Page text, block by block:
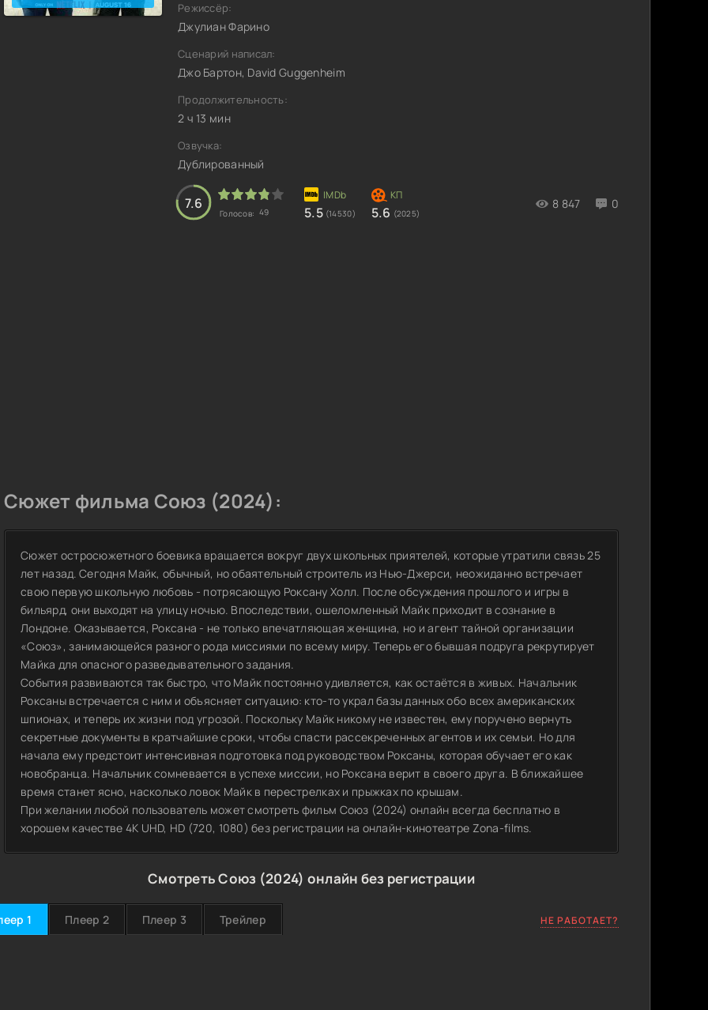
Режиссёр:
Джулиан Фарино
Сценарий написал:
Джо Бартон, David Guggenheim
Продолжительность:
2 ч 13 мин
Озвучка:
Дублированный
7.6
Голосов: 49 5.5 (14530) 5.6 (2025)
8 847 0
Сюжет фильма Союз (2024):
Сюжет остросюжетного боевика вращается вокруг двух школьных приятелей, которые утратили связь 25
лет назад. Сегодня Майк, обычный, но обаятельный строитель из Нью-Джерси, неожиданно встречает
свою первую школьную любовь - потрясающую Роксану Холл. После обсуждения прошлого и игры в
бильярд, они выходят на улицу ночью. Впоследствии, ошеломленный Майк приходит в сознание в
Лондоне. Оказывается, Роксана - не только впечатляющая женщина, но и агент тайной организации
«Союз», занимающейся разного рода миссиями по всему миру. Теперь его бывшая подруга рекрутирует
Майка для опасного разведывательного задания.
События развиваются так быстро, что Майк постоянно удивляется, как остаётся в живых. Начальник
Роксаны встречается с ним и объясняет ситуацию: кто-то украл базы данных обо всех американских
шпионах, и теперь их жизни под угрозой. Поскольку Майк никому не известен, ему поручено вернуть
секретные документы в кратчайшие сроки, чтобы спасти рассекреченных агентов и их семьи. Но для
начала ему предстоит интенсивная подготовка под руководством Роксаны, которая обучает его как
новобранца. Начальник сомневается в успехе миссии, но Роксана верит в своего друга. В ближайшее
время станет ясно, насколько ловок Майк в перестрелках и прыжках по крышам.
При желании любой пользователь может смотреть фильм Союз (2024) онлайн всегда бесплатно в
хорошем качестве 4K UHD, HD (720, 1080) без регистрации на онлайн-кинотеатре Zona-films.
Смотреть Союз (2024) онлайн без регистрации
1 Плеер 2 Плеер 3 Трейлер НЕ РАБОТАЕТ?